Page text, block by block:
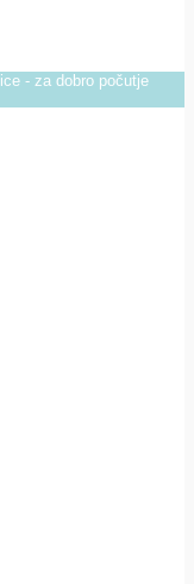
- za dobro počutje